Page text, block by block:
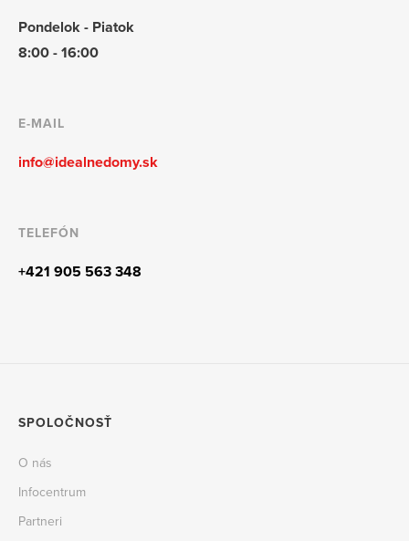
Pondelok - Piatok
8:00 - 16:00
E-MAIL
info@idealnedomy.sk
TELEFÓN
+421 905 563 348
SPOLOČNOSŤ
O nás
Infocentrum
Partneri